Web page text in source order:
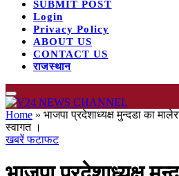
SUBMIT POST
Login
Privacy Policy
ABOUT US
CONTACT US
राजस्थान
Home » भाजपा प्रदेशाध्यक्ष मुन्दडा का
स्वागत ।
खबरें फटाफट